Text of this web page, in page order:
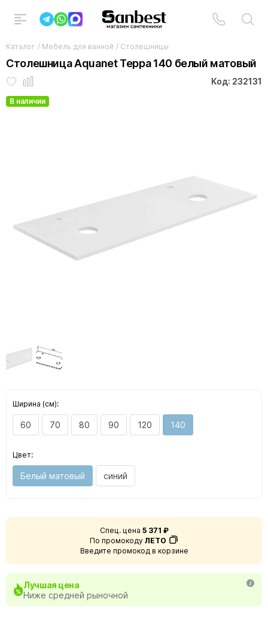
Каталог / Мебель для ванной / Столешницы
Столешница Aquanet Терра 140 белый матовый
Код: 232131
В наличии
Ширина (см):
60 70 80 90 120 140
Цвет:
Белый матовый синий
Спец. цена 5 371 ₽
По промокоду ЛЕТО
Введите промокод в корзине
Лучшая цена
Ниже средней рыночной